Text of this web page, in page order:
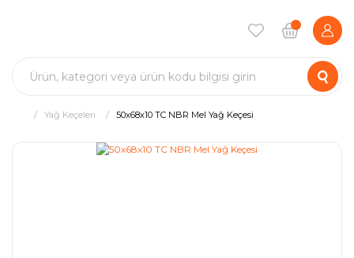
Yağ Keçeleri 50x68x10 TC NBR Mel Yağ Keçesi